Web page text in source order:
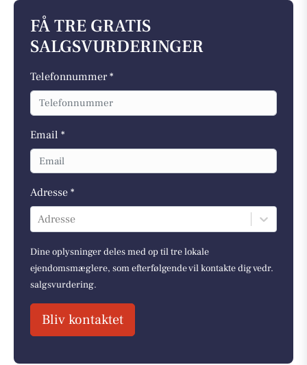
FÅ TRE GRATIS
SALGSVURDERINGER
Telefonnummer *
Email *
Adresse *
Adresse
Dine oplysninger deles med op til tre lokale
ejendomsmæglere, som efterfølgende vil kontakte dig vedr.
salgsvurdering.
Bliv kontaktet